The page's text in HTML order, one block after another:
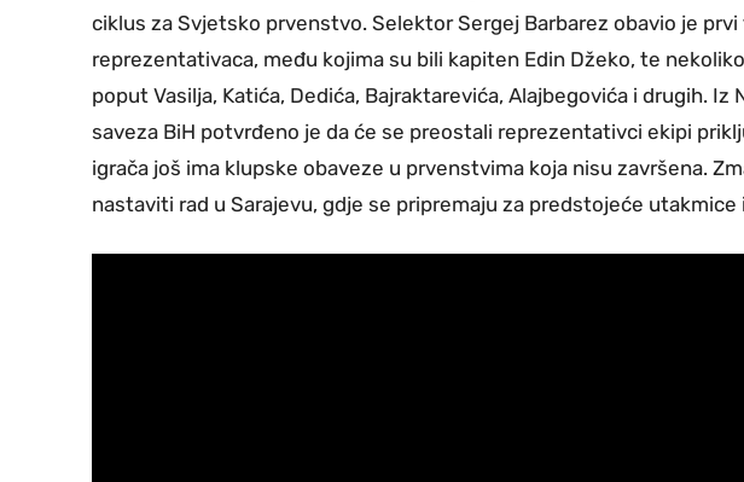
ciklus za Svjetsko prvenstvo. Selektor Sergej Barbarez obavio je prvi
reprezentativaca, među kojima su bili kapiten Edin Džeko, te
poput Vasilja, Katića, Dedića, Bajraktarevića, Alajbegovića i drugih.
saveza BiH potvrđeno je da će se preostali reprezentativci ekipi
igrača još ima klupske obaveze u prvenstvima koja nisu završena.
nastaviti rad u Sarajevu, gdje se pripremaju za predstojeće